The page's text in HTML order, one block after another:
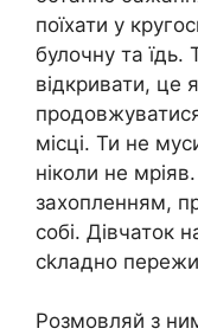
поїхати у
булочну та їдь.
відкривати, це
місці. Ти не
ніколи не
захопленням,
собі. Дівчаток
сkладно
Розмовляй з